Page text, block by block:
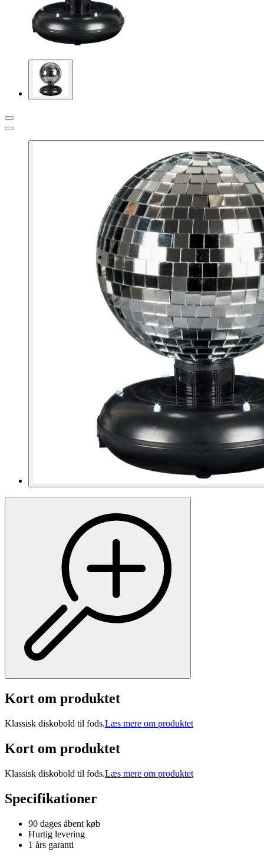
Kort om produktet
Klassisk diskobold til fods.Læs mere om produktet
Kort om produktet
Klassisk diskobold til fods.Læs mere om produktet
Specifikationer
90 dages åbent køb
Hurtig levering
1 års garanti